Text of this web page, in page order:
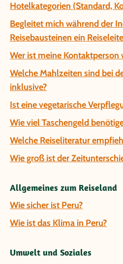
Hotelkategorien (Standard,
Begleitet mich während der
Reisebausteinen ein
Wer ist meine Kontaktperson
Welche Mahlzeiten sind bei
inklusive?
Ist eine vegetarische
Wie viel Taschengeld
Welche Reiseliteratur
Wie groß ist der
Allgemeines zum Reiseland
Wie sicher ist Peru?
Wie ist das Klima in Peru?
Umwelt und Soziales